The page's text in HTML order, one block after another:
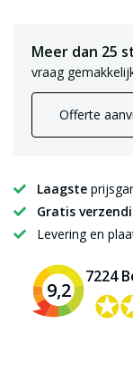
Meer dan 25
vraag
Offerte
Laagste
Gratis
Levering en
9,2
7224